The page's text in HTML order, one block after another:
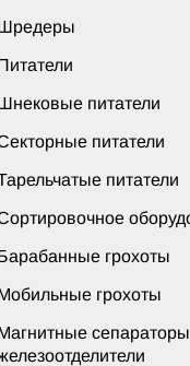
питатели
питатели
питатели
грохоты
грохоты